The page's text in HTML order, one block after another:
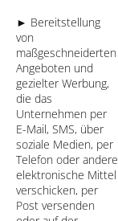
► Bereitstellung
von
maßgeschneiderten
Angeboten und
gezielter Werbung,
die das
Unternehmen per
E-Mail, SMS, über
soziale Medien, per
Telefon oder andere
elektronische Mittel
verschicken, per
Post versenden